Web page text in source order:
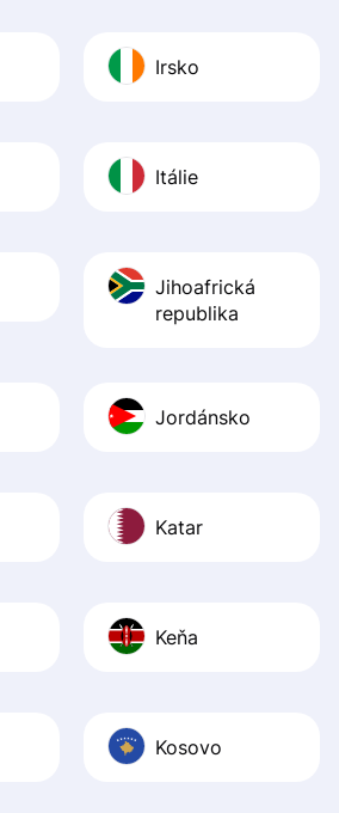
Irsko
Itálie
Jihoafrická
republika
Jordánsko
Katar
Keňa
Kosovo